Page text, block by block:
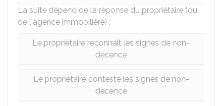
La suite dépend de la réponse du propriétaire (ou
de l'agence immobilière) :
Le propriétaire reconnaît les signes de non-
décence
Le propriétaire conteste les signes de non-
décence